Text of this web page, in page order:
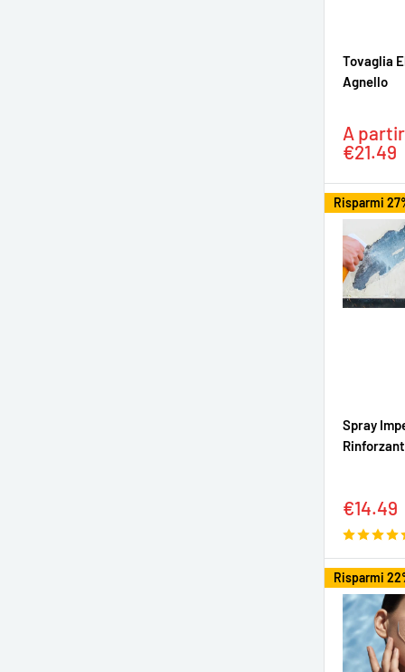
Tovaglia
Agnello
Prezzo
scontato
A
€21.49
Risparmi
Spray
Prezzo
€14.49
Risparmi